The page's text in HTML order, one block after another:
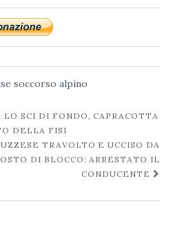
soccorso alpino
SCI DI FONDO, CAPRACOTTA
DELLA FISI
TRAVOLTO E UCCISO DA
DI BLOCCO: ARRESTATO IL
CONDUCENTE